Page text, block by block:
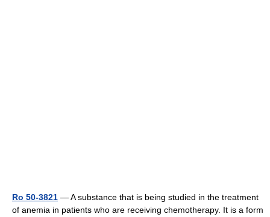
Ro 50-3821 — A substance that is being studied in the treatment
of anemia in patients who are receiving chemotherapy. It is a form